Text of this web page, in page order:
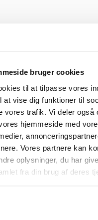
bruger cookies
til at tilpasse vores
at vise dig funktioner til
vores trafik. Vi deler også
hjemmeside med
Vores partnere kan
oplysninger, du har
fra din brug af deres
efter dine behov. Alle dele
presenninger og lignende
Sidemarkeringslygte
SKU: 70000